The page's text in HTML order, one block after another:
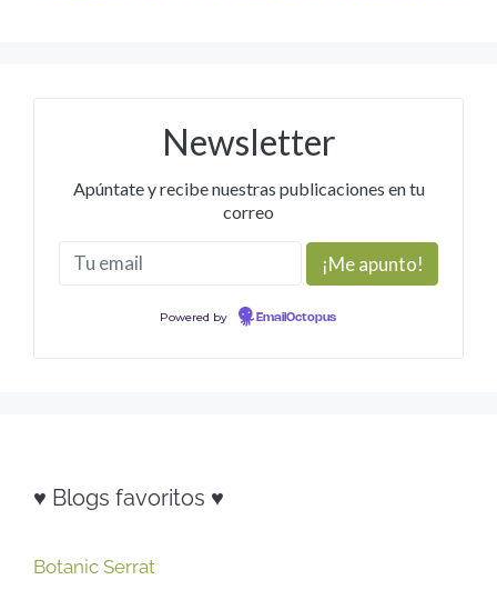
Newsletter
Apúntate y recibe nuestras publicaciones en tu
correo
Powered by EmailOctopus
♥ Blogs favoritos ♥
Botanic Serrat